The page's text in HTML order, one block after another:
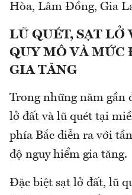
Hòa, Lâm Đồng, Gia
LŨ QUÉT, SẠT LỞ
QUY MÔ VÀ MỨC
GIA TĂNG
Trong những năm gần
lở đất và lũ quét tại
phía Bắc diễn ra với
độ nguy hiểm gia tăng.
Đặc biệt sạt lở đất, lũ